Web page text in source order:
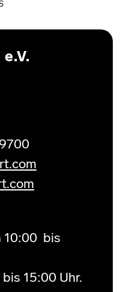
10:00 bis
15:00 Uhr.